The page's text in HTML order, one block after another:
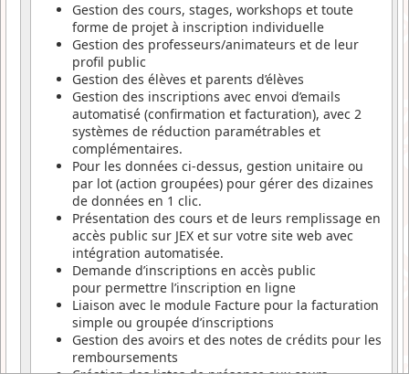
Gestion des cours, stages, workshops et toute
forme de projet à inscription individuelle
Gestion des professeurs/animateurs et de leur
profil public
Gestion des élèves et parents d’élèves
Gestion des inscriptions avec envoi d’emails
automatisé (confirmation et facturation), avec 2
systèmes de réduction paramétrables et
complémentaires.
Pour les données ci-dessus, gestion unitaire ou
par lot (action groupées) pour gérer des dizaines
de données en 1 clic.
Présentation des cours et de leurs remplissage en
accès public sur JEX et sur votre site web avec
intégration automatisée.
Demande d’inscriptions en accès public
pour permettre l’inscription en ligne
Liaison avec le module Facture pour la facturation
simple ou groupée d’inscriptions
Gestion des avoirs et des notes de crédits pour les
remboursements